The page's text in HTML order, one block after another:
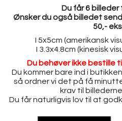
Du får 6 billeder
Ønsker du også billedet
50,-
I 5x5cm (amerikansk
I 3.3x4.8cm (kinesisk
Du behøver ikke bestille
Du kommer bare ind i
så ordner vi det på få
krav til
Du får naturligvis lov til at